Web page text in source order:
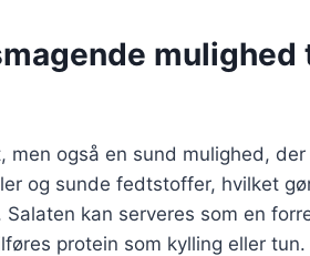
mulighed
også en sund mulighed, der
og sunde fedtstoffer, hvilket
kan serveres som en
protein som kylling eller tun.